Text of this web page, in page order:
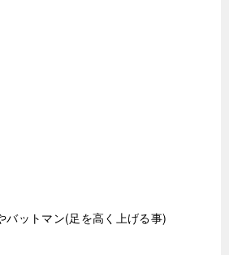
バットマン(足を高く上げる事)